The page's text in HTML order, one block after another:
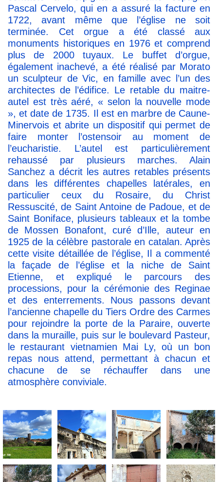
Pascal Cervelo, qui en a assuré la facture en
1722, avant même que l’église ne soit
terminée. Cet orgue a été classé aux
monuments historiques en 1976 et comprend
plus de 2000 tuyaux. Le buffet d’orgue,
également inachevé, a été réalisé par Morato
un sculpteur de Vic, en famille avec l’un des
architectes de l’édifice. Le retable du maitre-
autel est très aéré, « selon la nouvelle mode
», et date de 1735. Il est en marbre de Caune-
Minervois et abrite un dispositif qui permet de
faire monter l’ostensoir au moment de
l’eucharistie. L’autel est particulièrement
rehaussé par plusieurs marches. Alain
Sanchez a décrit les autres retables présents
dans les différentes chapelles latérales, en
particulier ceux du Rosaire, du Christ
Ressuscité, de Saint Antoine de Padoue, et de
Saint Boniface, plusieurs tableaux et la tombe
de Mossen Bonafont, curé d’Ille, auteur en
1925 de la célèbre pastorale en catalan. Après
cette visite détaillée de l’église, Il a commenté
la façade de l’église et la niche de Saint
Etienne, et expliqué le parcours des
processions, pour la cérémonie des Reginae
et des enterrements. Nous passons devant
l’ancienne chapelle du Tiers Ordre des Carmes
pour rejoindre la porte de la Paraire, ouverte
dans la muraille, puis sur le boulevard Pasteur,
le restaurant vietnamien Mai Ly, où un bon
repas nous attend, permettant à chacun et
chacune de se réchauffer dans une
atmosphère conviviale.